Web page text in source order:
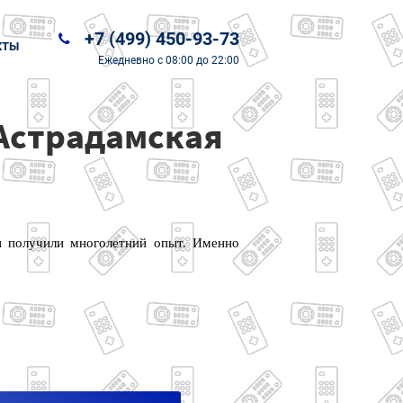
+7 (499) 450-93-73
Ежедневно с 08:00 до 22:00
получили многолетний опыт. Именно